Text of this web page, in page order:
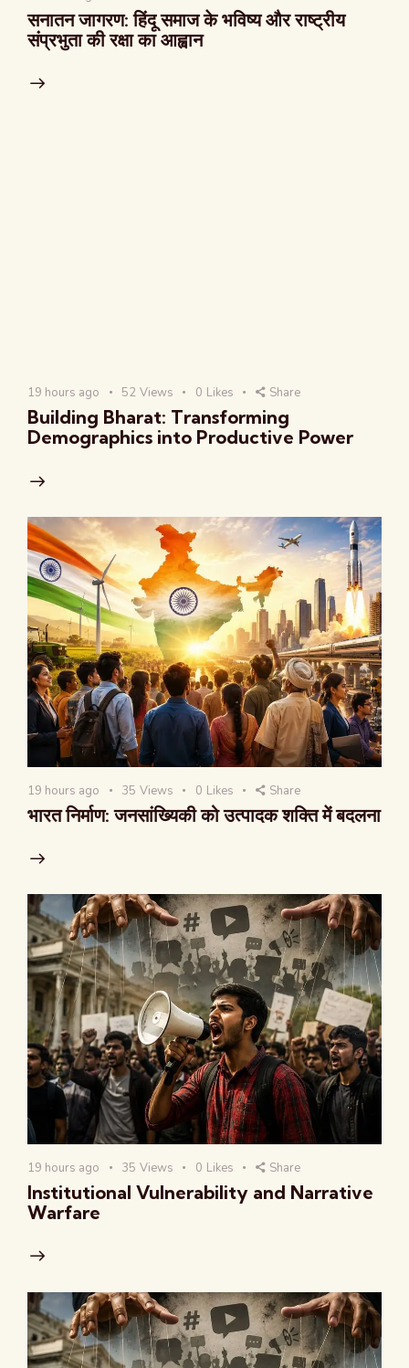
सनातन जागरण: हिंदू समाज के भविष्य और राष्ट्रीय
संप्रभुता की रक्षा का आह्वान
19 hours ago 52 Views 0 Likes Share
Building Bharat: Transforming
Demographics into Productive Power
19 hours ago 35 Views 0 Likes Share
भारत निर्माण: जनसांख्यिकी को उत्पादक शक्ति में बदलना
19 hours ago 35 Views 0 Likes Share
Institutional Vulnerability and Narrative
Warfare